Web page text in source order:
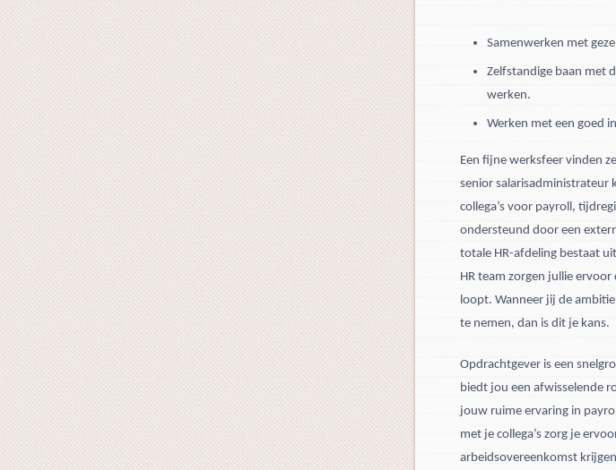
Samenwerken met
Zelfstandige baan met
werken.
Werken met een goed
Een fijne werksfeer vinden
senior salarisadministrateur
collega’s voor payroll,
ondersteund door een
totale HR-afdeling bestaat
HR team zorgen jullie
loopt. Wanneer jij de
te nemen, dan is dit je kans.
Opdrachtgever is een
biedt jou een afwisselende
jouw ruime ervaring in
met je collega’s zorg je
arbeidsovereenkomst